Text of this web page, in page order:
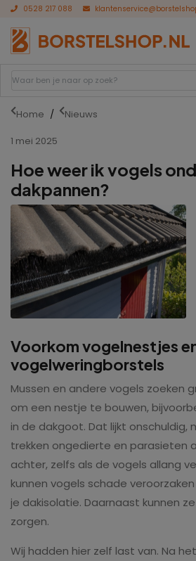
0528 217 088
Home
Nieuws
1 mei 2025
Hoe weer ik vogels
dakpannen?
Voorkom vogelnestjes
vogelweringborstels
Mussen en andere vogels zoeken
om een nestje te bouwen,
in de dakgoot. Dat lijkt onschuldig,
trekken ongedierte en parasieten
achter, zelfs als de vogels allang
kunnen vogels schade
je dakisolatie. Daarnaast kunnen
zorgen.
Wij hadden hier zelf last van. Na